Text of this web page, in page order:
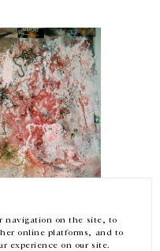
navigation on the site, to
online platforms, and to
experience on our site.